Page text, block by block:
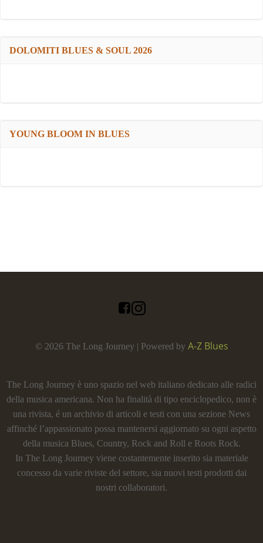
DOLOMITI BLUES & SOUL 2026
YOUNG BLOOM IN BLUES
© 2026 The Long Journey | Powered by A-Z Blues
The Long Journey è uno spazio nel web italiano dedicato alle radici
della musica americana. Non ha finalità di tipo enciclopedico, non è
una rivista, é un archivio di articoli e testi con una sezione News
affinché l’appassionato possa mantenersi aggiornato su ogni aspetto
della musica Blues, Country, Rock and Roll e Roots Rock.
In The Long Journey viene costantemente inserito sia materiale
concesso da varie riviste del settore, sia nuovi testi prodotti dai
nostri collaboratori.